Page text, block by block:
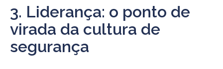
3. Liderança: o ponto de
virada da cultura de
segurança